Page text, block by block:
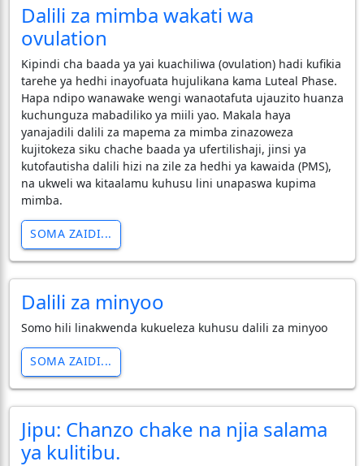
Dalili za mimba wakati wa
ovulation
​Kipindi cha baada ya yai kuachiliwa (ovulation) hadi kufikia
tarehe ya hedhi inayofuata hujulikana kama Luteal Phase.
Hapa ndipo wanawake wengi wanaotafuta ujauzito huanza
kuchunguza mabadiliko ya miili yao. Makala haya
yanajadili dalili za mapema za mimba zinazoweza
kujitokeza siku chache baada ya ufertilishaji, jinsi ya
kutofautisha dalili hizi na zile za hedhi ya kawaida (PMS),
na ukweli wa kitaalamu kuhusu lini unapaswa kupima
mimba.
SOMA ZAIDI...
Dalili za minyoo
Somo hili linakwenda kukueleza kuhusu dalili za minyoo
SOMA ZAIDI...
Jipu: Chanzo chake na njia salama
ya kulitibu.